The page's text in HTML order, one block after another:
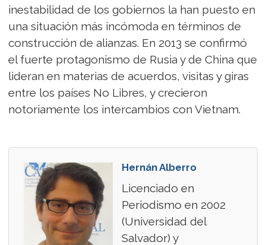
inestabilidad de los gobiernos la han puesto en
una situación más incómoda en términos de
construcción de alianzas. En 2013 se confirmó
el fuerte protagonismo de Rusia y de China que
lideran en materias de acuerdos, visitas y giras
entre los países No Libres, y crecieron
notoriamente los intercambios con Vietnam.
Hernán Alberro
Licenciado en
Periodismo en 2002
(Universidad del
Salvador) y